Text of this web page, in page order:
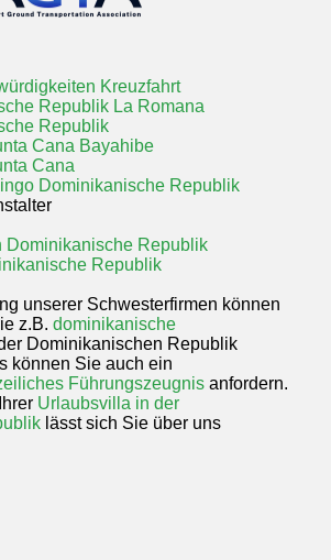
Kreuzfahrt
Republik La Romana
Republik
Cana Bayahibe
Cana
Dominikanische Republik
Dominikanische Republik
Republik
unserer Schwesterfirmen können
z.B. dominikanische
Dominikanischen Republik
können Sie auch ein
Führungszeugnis anfordern.
Urlaubsvilla in der
lässt sich Sie über uns